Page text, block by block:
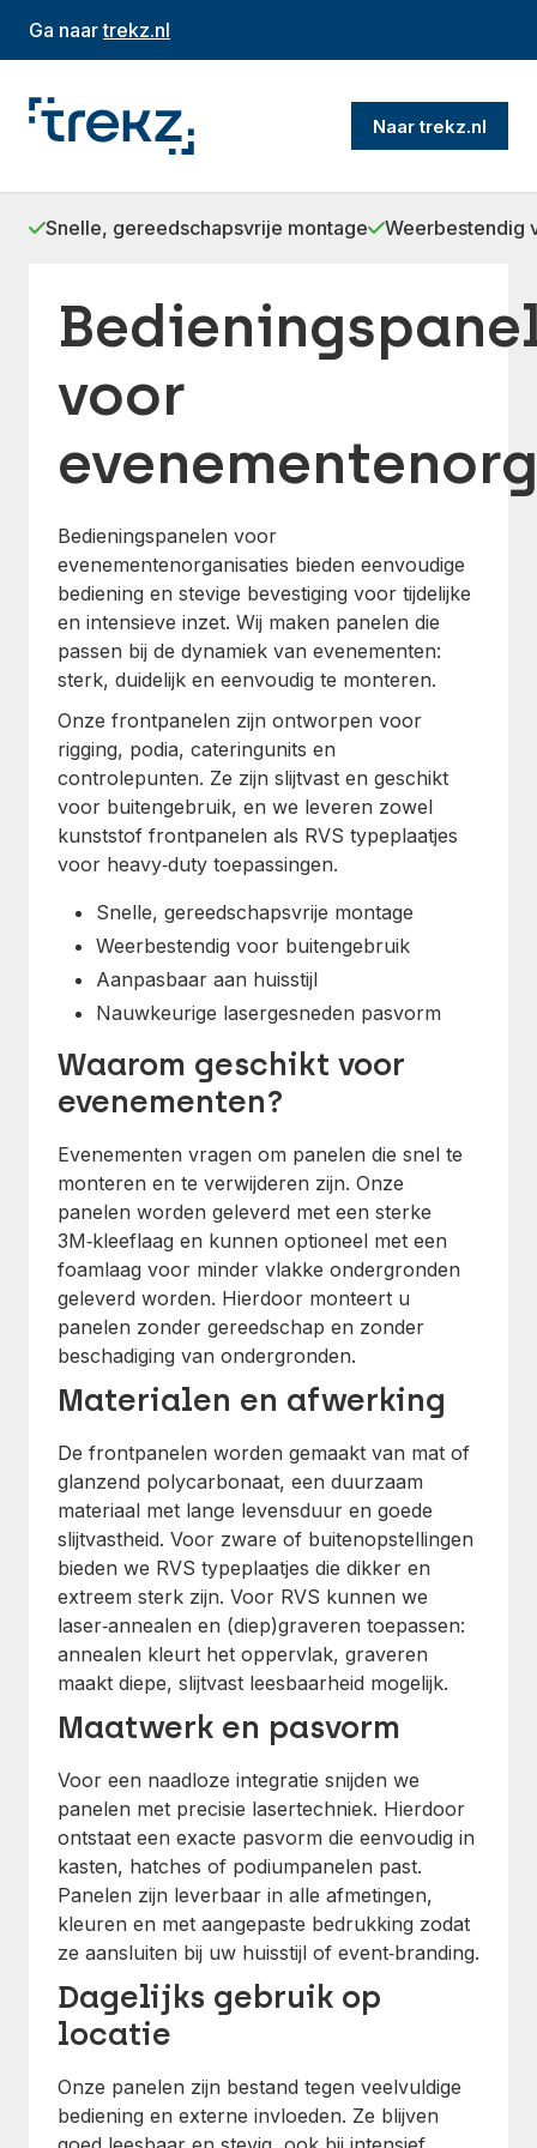
Ga naartrekz.nl
Naar trekz.nl
Snelle, gereedschapsvrije montage Weerbestendig
voor
Bedieningspanelen voor
evenementenorganisaties bieden eenvoudige
bediening en stevige bevestiging voor tijdelijke
en intensieve inzet. Wij maken panelen die
passen bij de dynamiek van evenementen:
sterk, duidelijk en eenvoudig te monteren.
Onze frontpanelen zijn ontworpen voor
rigging, podia, cateringunits en
controlepunten. Ze zijn slijtvast en geschikt
voor buitengebruik, en we leveren zowel
kunststof frontpanelen als RVS typeplaatjes
voor heavy‑duty toepassingen.
Snelle, gereedschapsvrije montage
Weerbestendig voor buitengebruik
Aanpasbaar aan huisstijl
Nauwkeurige lasergesneden pasvorm
Waarom geschikt voor
evenementen?
Evenementen vragen om panelen die snel te
monteren en te verwijderen zijn. Onze
panelen worden geleverd met een sterke
3M‑kleeflaag en kunnen optioneel met een
foamlaag voor minder vlakke ondergronden
geleverd worden. Hierdoor monteert u
panelen zonder gereedschap en zonder
beschadiging van ondergronden.
Materialen en afwerking
De frontpanelen worden gemaakt van mat of
glanzend polycarbonaat, een duurzaam
materiaal met lange levensduur en goede
slijtvastheid. Voor zware of buitenopstellingen
bieden we RVS typeplaatjes die dikker en
extreem sterk zijn. Voor RVS kunnen we
laser‑annealen en (diep)graveren toepassen:
annealen kleurt het oppervlak, graveren
maakt diepe, slijtvast leesbaarheid mogelijk.
Maatwerk en pasvorm
Voor een naadloze integratie snijden we
panelen met precisie lasertechniek. Hierdoor
ontstaat een exacte pasvorm die eenvoudig in
kasten, hatches of podiumpanelen past.
Panelen zijn leverbaar in alle afmetingen,
kleuren en met aangepaste bedrukking zodat
ze aansluiten bij uw huisstijl of event‑branding.
Dagelijks gebruik op
locatie
Onze panelen zijn bestand tegen veelvuldige
bediening en externe invloeden. Ze blijven